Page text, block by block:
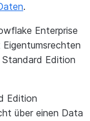
.
Enterprise
Standard Edition
Edition
über einen Data